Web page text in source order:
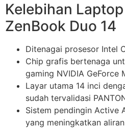
Kelebihan
ZenBook Duo 14
Ditenagai prosesor Intel
Chip grafis bertenaga
gaming NVIDIA GeForce
Layar utama 14 inci
sudah tervalidasi
Sistem pendingin Active
yang meningkatkan